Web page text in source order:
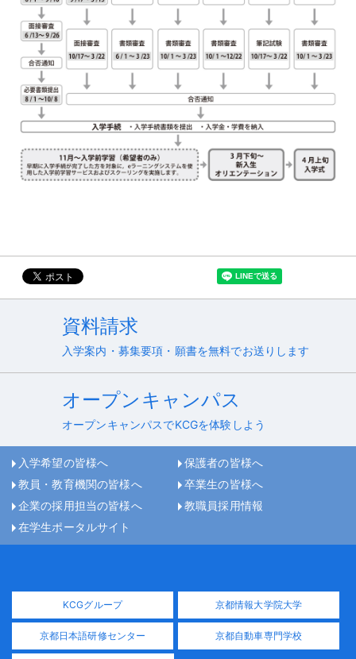
資料請求
入学案内・募集要項・願書を無料でお送りします
オープンキャンパス
オープンキャンパスでKCGを体験しよう
入学希望の皆様へ
保護者の皆様へ
教員・教育機関の皆様へ
卒業生の皆様へ
企業の採用担当の皆様へ
教職員採用情報
在学生ポータルサイト
KCGグループ 京都情報大学院大学
京都日本語研修センター 京都自動車専門学校